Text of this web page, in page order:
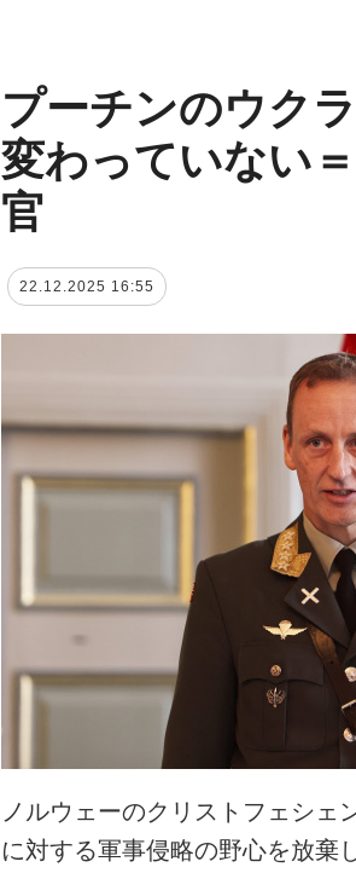
プーチンのウク
変わっていない
官
22.12.2025 16:55
ノルウェーのクリストフェシェ
に対する軍事侵略の野心を放棄